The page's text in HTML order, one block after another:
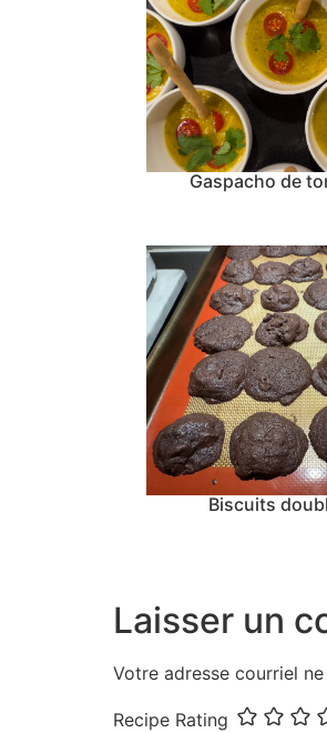
Gaspacho de
Biscuits
Laisser un
Votre adresse courriel
Recipe Rating